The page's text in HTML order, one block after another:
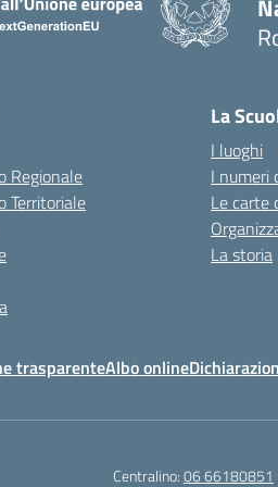
Regionale
Territoriale
La
I luoghi
I numeri
Le carte
La storia
trasparenteAlbo online
Centralino:06 66180851